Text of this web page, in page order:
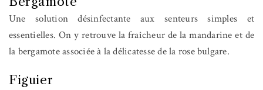
Une solution désinfectante aux senteurs simples et
essentielles. On y retrouve la fraîcheur de la mandarine et de
la bergamote associée à la délicatesse de la rose bulgare.
Figuier